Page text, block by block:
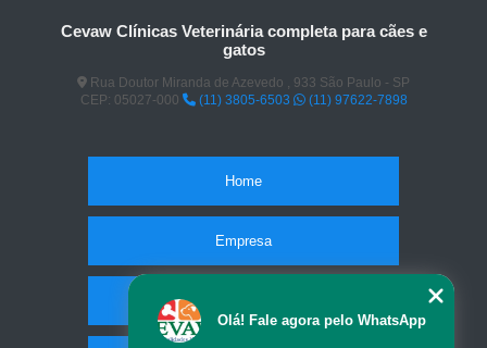
Cevaw Clínicas Veterinária completa para cães e
gatos
Rua Doutor Miranda de Azevedo , 933 São Paulo - SP
CEP: 05027-000
(11) 3805-6503 (11) 97622-7898
Home
Empresa
Olá! Fale agora pelo WhatsApp